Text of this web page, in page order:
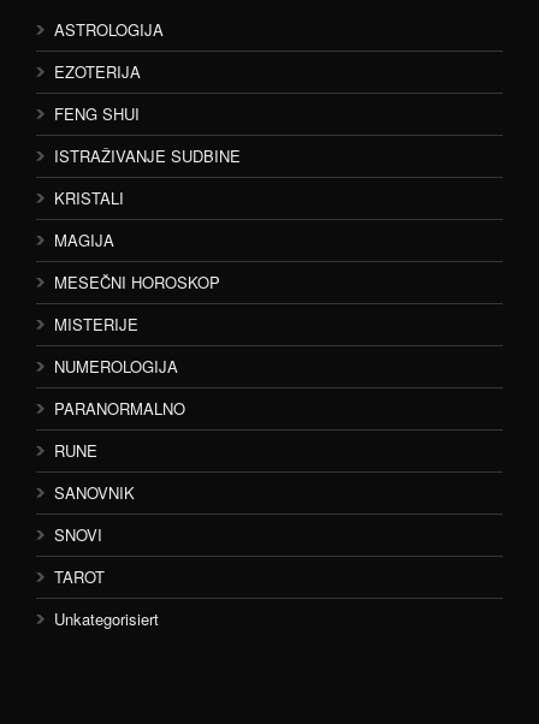
ASTROLOGIJA
EZOTERIJA
FENG SHUI
ISTRAŽIVANJE SUDBINE
KRISTALI
MAGIJA
MESEČNI HOROSKOP
MISTERIJE
NUMEROLOGIJA
PARANORMALNO
RUNE
SANOVNIK
SNOVI
TAROT
Unkategorisiert